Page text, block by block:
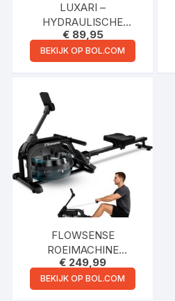
LUXARI –
HYDRAULISCHE
ROEIMACHINE – 12
WEERSTAND NIVEAUS
– HOMETRAINER –
FITNESS – MET LCD
TRAININGSCOMPUTER
€89,95
BEKIJK OP BOL.COM
FLOWSENSE
ROEIMACHINE
INKLAPBAAR
WATERWEERSTAND
ROEIAPPARAAT –
€ 249,99
BEKIJK OP BOL.COM